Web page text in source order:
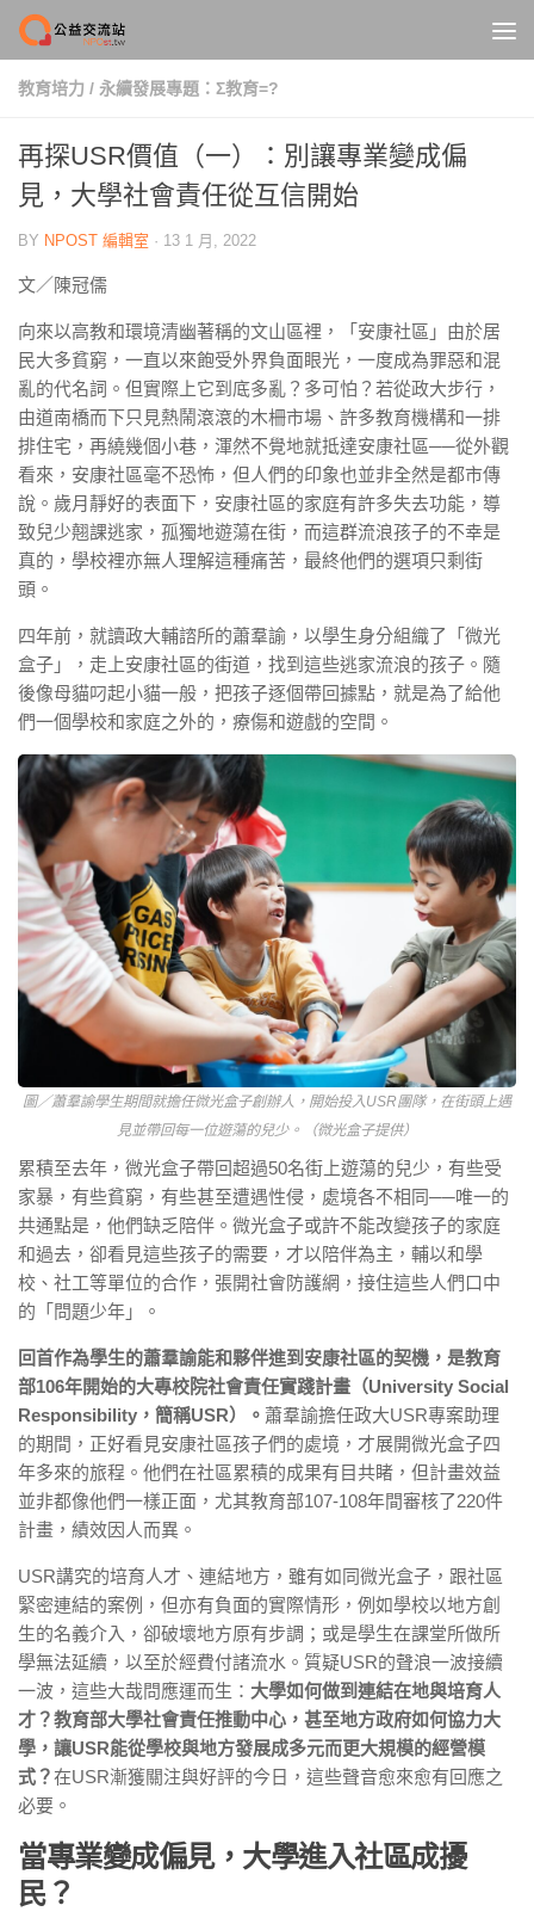
Skip to content
教育培力 / 永續發展專題：Σ教育=?
再探USR價值（一）：別讓專業變成偏
見，大學社會責任從互信開始
BY NPOST 編輯室 · 13 1 月, 2022
文／陳冠儒
向來以高教和環境清幽著稱的文山區裡，「安康社區」由於居
民大多貧窮，一直以來飽受外界負面眼光，一度成為罪惡和混
亂的代名詞。但實際上它到底多亂？多可怕？若從政大步行，
由道南橋而下只見熱鬧滾滾的木柵市場、許多教育機構和一排
排住宅，再繞幾個小巷，渾然不覺地就抵達安康社區──從外觀
看來，安康社區毫不恐怖，但人們的印象也並非全然是都市傳
說。歲月靜好的表面下，安康社區的家庭有許多失去功能，導
致兒少翹課逃家，孤獨地遊蕩在街，而這群流浪孩子的不幸是
真的，學校裡亦無人理解這種痛苦，最終他們的選項只剩街
頭。
四年前，就讀政大輔諮所的蕭羣諭，以學生身分組織了「微光
盒子」，走上安康社區的街道，找到這些逃家流浪的孩子。隨
後像母貓叼起小貓一般，把孩子逐個帶回據點，就是為了給他
們一個學校和家庭之外的，療傷和遊戲的空間。
圖／蕭羣諭學生期間就擔任微光盒子創辦人，開始投入USR團隊，在街頭上遇
見並帶回每一位遊蕩的兒少。（微光盒子提供）
累積至去年，微光盒子帶回超過50名街上遊蕩的兒少，有些受
家暴，有些貧窮，有些甚至遭遇性侵，處境各不相同──唯一的
共通點是，他們缺乏陪伴。微光盒子或許不能改變孩子的家庭
和過去，卻看見這些孩子的需要，才以陪伴為主，輔以和學
校、社工等單位的合作，張開社會防護網，接住這些人們口中
的「問題少年」。
回首作為學生的蕭羣諭能和夥伴進到安康社區的契機，是教育
部106年開始的大專校院社會責任實踐計畫（University Social
Responsibility，簡稱USR）。 蕭羣諭擔任政大USR專案助理
的期間，正好看見安康社區孩子們的處境，才展開微光盒子四
年多來的旅程。他們在社區累積的成果有目共睹，但計畫效益
並非都像他們一樣正面，尤其教育部107-108年間審核了220件
計畫，績效因人而異。
USR講究的培育人才、連結地方，雖有如同微光盒子，跟社區
緊密連結的案例，但亦有負面的實際情形，例如學校以地方創
生的名義介入，卻破壞地方原有步調；或是學生在課堂所做所
學無法延續，以至於經費付諸流水。質疑USR的聲浪一波接續
一波，這些大哉問應運而生： 大學如何做到連結在地與培育人
才？教育部大學社會責任推動中心，甚至地方政府如何協力大
學，讓USR能從學校與地方發展成多元而更大規模的經營模
式？在USR漸獲關注與好評的今日，這些聲音愈來愈有回應之
必要。
當專業變成偏見，大學進入社區成擾
民？